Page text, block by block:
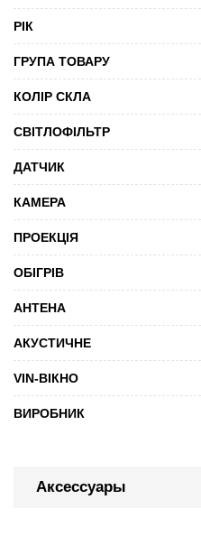
РІК
ГРУПА ТОВАРУ
КОЛІР СКЛА
СВІТЛОФІЛЬТР
ДАТЧИК
КАМЕРА
ПРОЕКЦІЯ
ОБІГРІВ
АНТЕНА
АКУСТИЧНЕ
VIN-ВІКНО
ВИРОБНИК
Аксессуары